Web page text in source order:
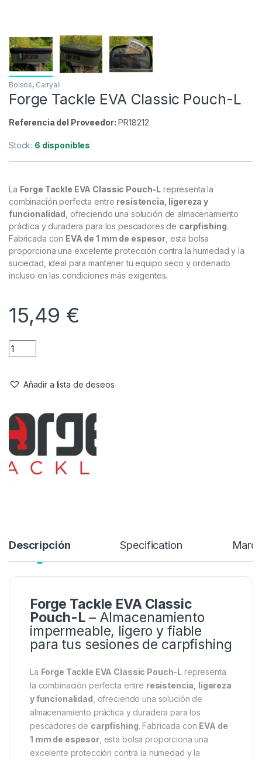
Bolsos, Carryall
Forge Tackle EVA Classic Pouch-L
Referencia del Proveedor: PR18212
Stock: 6 disponibles
La Forge Tackle EVA Classic Pouch-L representa la
combinación perfecta entre resistencia, ligereza y
funcionalidad , ofreciendo una solución de almacenamiento
práctica y duradera para los pescadores de carpfishing.
Fabricada con EVA de 1 mm de espesor, esta bolsa
proporciona una excelente protección contra la humedad y la
suciedad, ideal para mantener tu equipo seco y ordenado
incluso en las condiciones más exigentes.
15,49 €
Añadir a lista de deseos
Descripción Specification Marca
Forge Tackle EVA Classic
Pouch-L – Almacenamiento
impermeable, ligero y fiable
para tus sesiones de carpfishing
La Forge Tackle EVA Classic Pouch-L representa
la combinación perfecta entre resistencia, ligereza
y funcionalidad , ofreciendo una solución de
almacenamiento práctica y duradera para los
pescadores de carpfishing. Fabricada con EVA de
1 mm de espesor, esta bolsa proporciona una
excelente protección contra la humedad y la